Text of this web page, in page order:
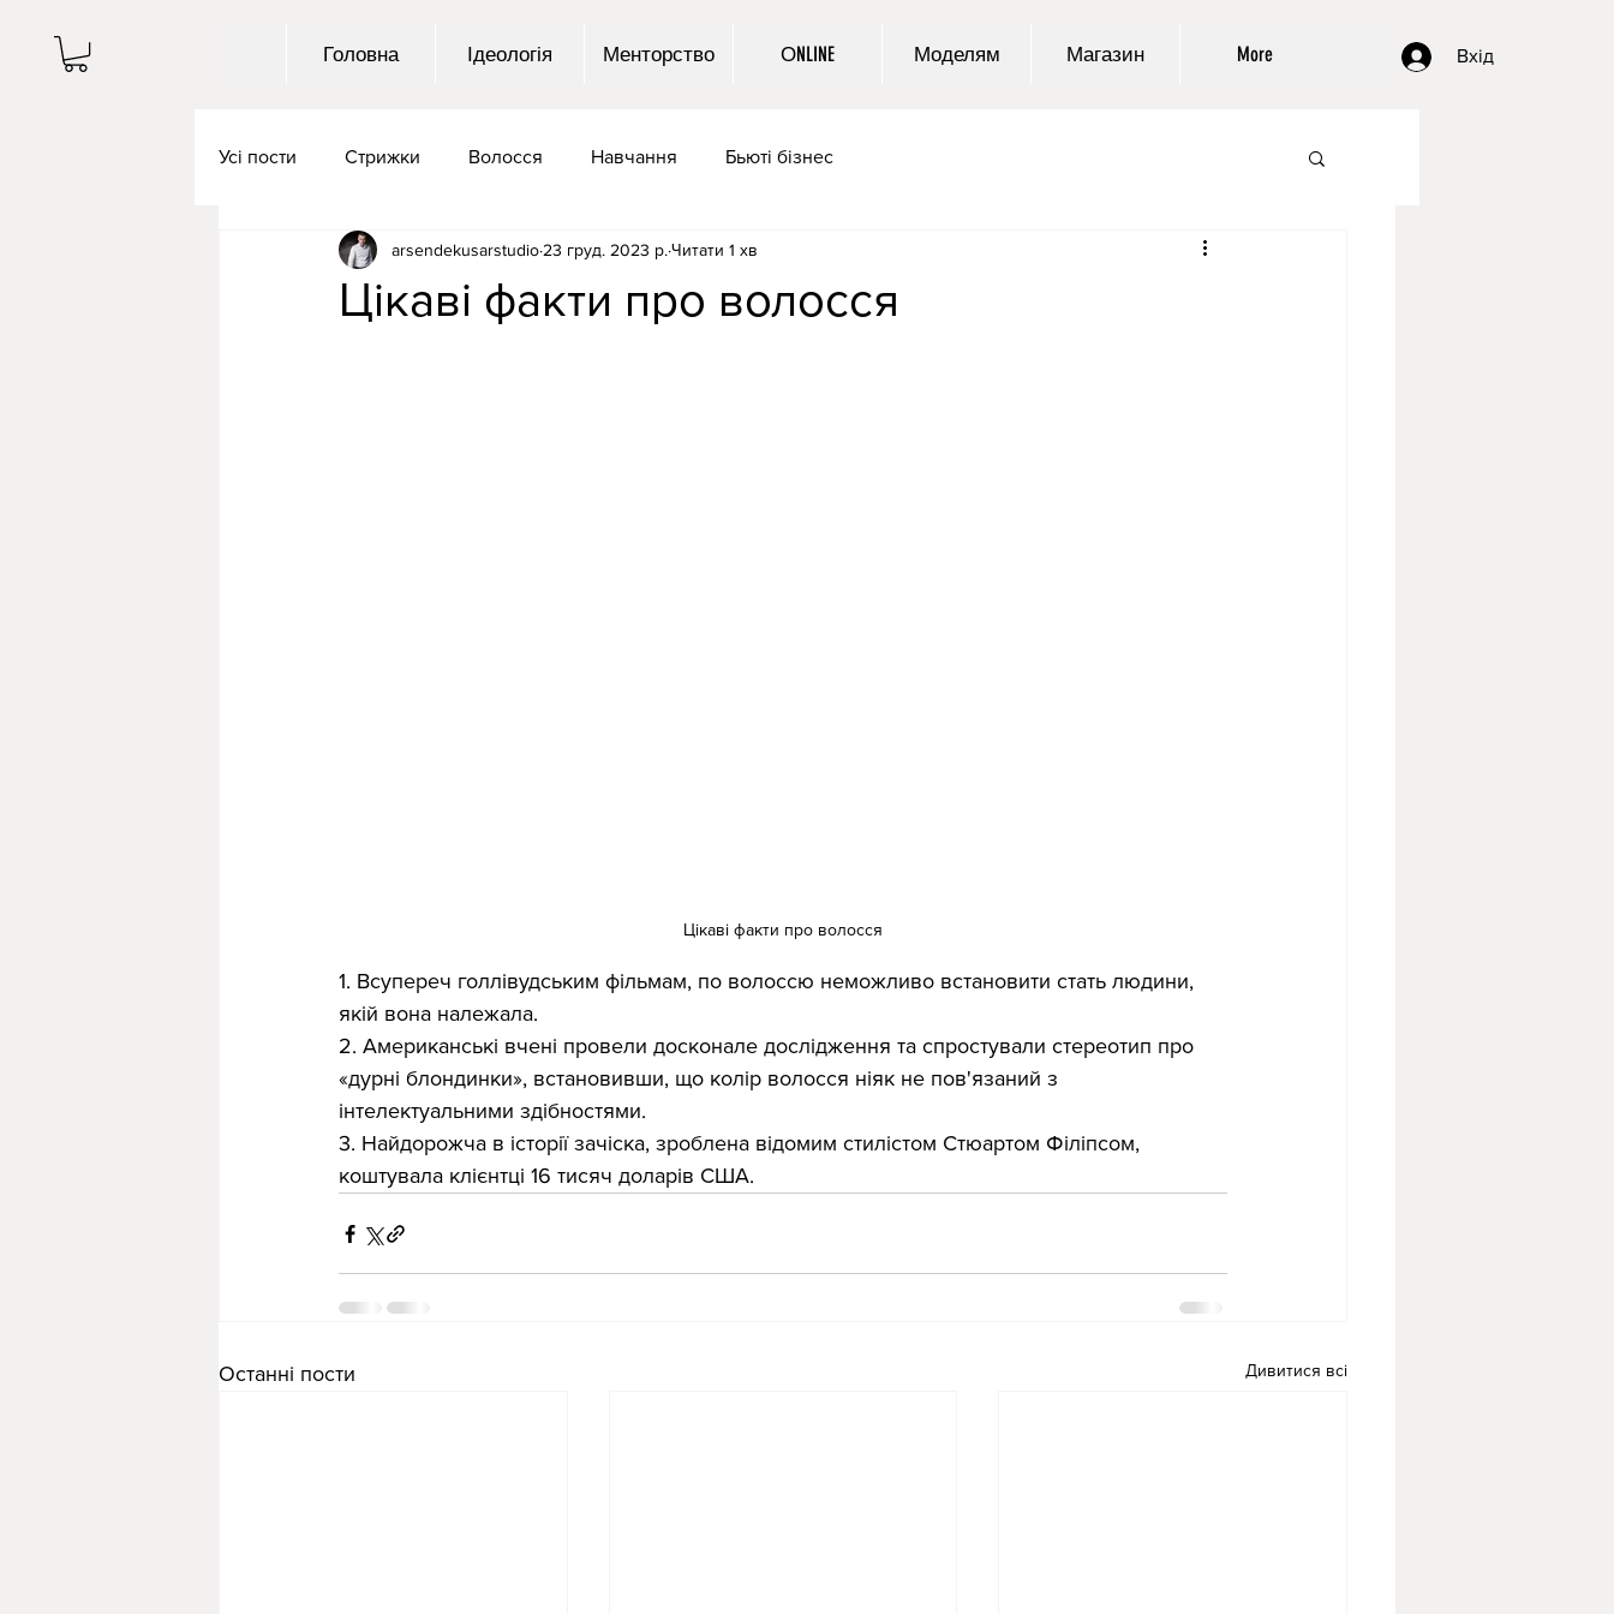
Вхід
Головна Ідеологія Менторство ОNLINE Моделям Магазин More
Усі пости Стрижки Волосся Навчання Бьюті бізнес
Цікаві факти про волосся
arsendekusarstudio 23 груд. 2023 р. Читати 1 хв
Цікаві факти про волосся
1. Всупереч голлівудським фільмам, по волоссю неможливо встановити стать людини,
якій вона належала.
2. Американські вчені провели досконале дослідження та спростували стереотип про
«дурні блондинки», встановивши, що колір волосся ніяк не пов'язаний з
інтелектуальними здібностями.
3. Найдорожча в історії зачіска, зроблена відомим стилістом Стюартом Філіпсом,
коштувала клієнтці 16 тисяч доларів США.
Останні пости Дивитися всі